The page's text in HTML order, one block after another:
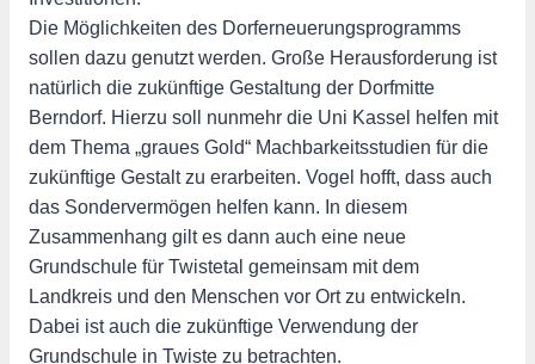
Die Möglichkeiten des Dorferneuerungsprogramms
sollen dazu genutzt werden. Große Herausforderung ist
natürlich die zukünftige Gestaltung der Dorfmitte
Berndorf. Hierzu soll nunmehr die Uni Kassel helfen mit
dem Thema „graues Gold“ Machbarkeitsstudien für die
zukünftige Gestalt zu erarbeiten. Vogel hofft, dass auch
das Sondervermögen helfen kann. In diesem
Zusammenhang gilt es dann auch eine neue
Grundschule für Twistetal gemeinsam mit dem
Landkreis und den Menschen vor Ort zu entwickeln.
Dabei ist auch die zukünftige Verwendung der
Grundschule in Twiste zu betrachten.